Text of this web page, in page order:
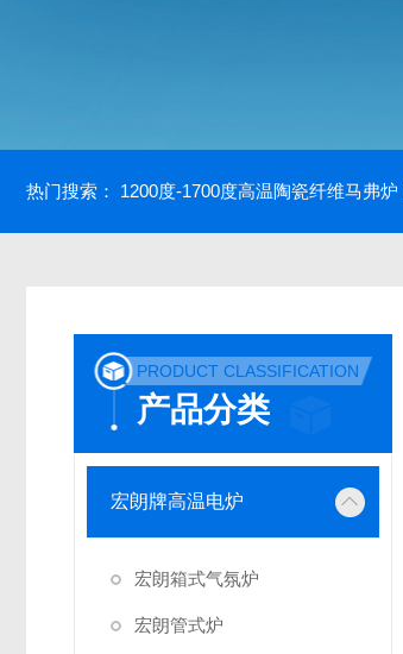
热门搜索： 1200度-1700度高温陶瓷纤维马弗炉
PRODUCT CLASSIFICATION
产品分类
宏朗牌高温电炉
宏朗箱式气氛炉
宏朗管式炉